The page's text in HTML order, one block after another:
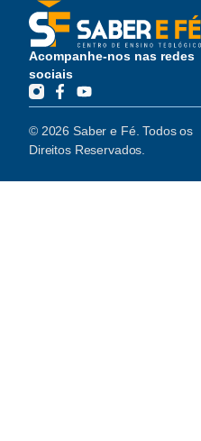
Acompanhe-nos nas redes
sociais
© 2026 Saber e Fé. Todos os
Direitos Reservados.